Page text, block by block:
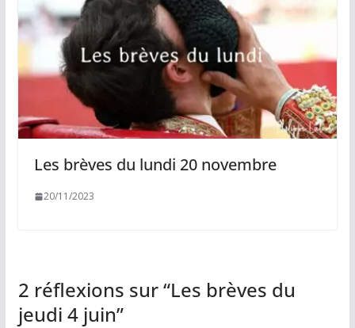
Les brèves du lundi 20 novembre
20/11/2023
2 réflexions sur “Les brèves du
jeudi 4 juin”